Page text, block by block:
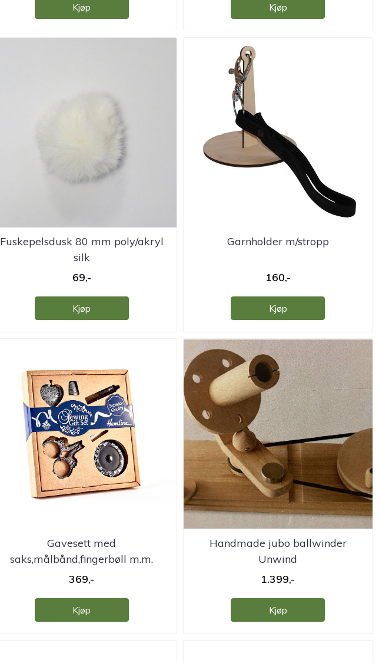
Kjøp Kjøp
Fuskepelsdusk 80 mm poly/akryl
silk
69,-
Kjøp
Garnholder m/stropp
160,-
Kjøp
Gavesett med
saks,målbånd,fingerbøll m.m.
369,-
Kjøp
Handmade jubo ballwinder
Unwind
1.399,-
Kjøp